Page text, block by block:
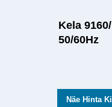
Kela
50/60Hz
Näe Hinta